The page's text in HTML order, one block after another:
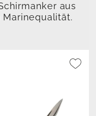
aus